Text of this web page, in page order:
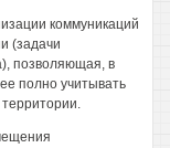
коммуникаций
(задачи
позволяющая, в
полно учитывать
территории.